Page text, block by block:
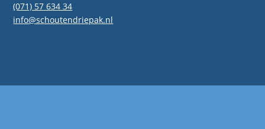
(071) 57 634 34
info@schoutendriepak.nl